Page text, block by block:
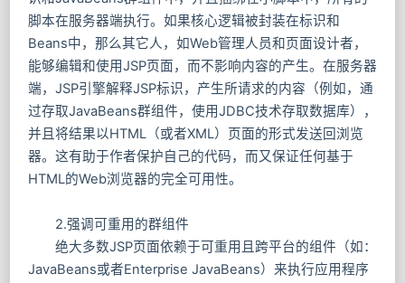
脚本在服务器端执行。如果核心逻辑被封装在标识和
Beans中，那么其它人，如Web管理人员和页面设计者，
能够编辑和使用JSP页面，而不影响内容的产生。在服务器
端，JSP引擎解释JSP标识，产生所请求的内容（例如，通
过存取JavaBeans群组件，使用JDBC技术存取数据库），
并且将结果以HTML（或者XML）页面的形式发送回浏览
器。这有助于作者保护自己的代码，而又保证任何基于
HTML的Web浏览器的完全可用性。
2.强调可重用的群组件
绝大多数JSP页面依赖于可重用且跨平台的组件（如：
JavaBeans或者Enterprise JavaBeans）来执行应用程序